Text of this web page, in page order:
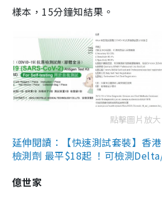
樣本，15分鐘知結果。
點擊圖片放大
延伸閱讀：【快速測試套裝】香
檢測劑 最平$18起 ！可檢測
億世家